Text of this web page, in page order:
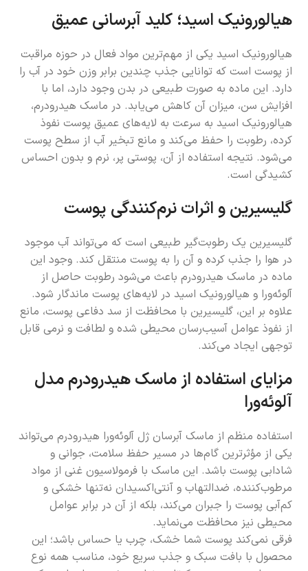
هیالورونیک اسید؛ کلید آبرسانی عمیق
هیالورونیک اسید یکی از مهم‌ترین مواد فعال در حوزه مراقبت
از پوست است که توانایی جذب چندین برابر وزن خود در آب را
دارد. این ماده به صورت طبیعی در بدن وجود دارد، اما با
افزایش سن، میزان آن کاهش می‌یابد. در ماسک هیدرودرم،
هیالورونیک اسید به سرعت به لایه‌های عمیق پوست نفوذ
کرده، رطوبت را حفظ می‌کند و مانع تبخیر آب از سطح پوست
می‌شود. نتیجه استفاده از آن، پوستی پر، نرم و بدون احساس
کشیدگی است.
گلیسیرین و اثرات نرم‌کنندگی پوست
گلیسیرین یک رطوبت‌گیر طبیعی است که می‌تواند آب موجود
در هوا را جذب کرده و آن را به پوست منتقل کند. وجود این
ماده در ماسک هیدرودرم باعث می‌شود رطوبت حاصل از
آلوئه‌ورا و هیالورونیک اسید در لایه‌های پوست ماندگار شود.
علاوه بر این، گلیسیرین با محافظت از سد دفاعی پوست، مانع
از نفوذ عوامل آسیب‌رسان محیطی شده و لطافت و نرمی قابل
توجهی ایجاد می‌کند.
مزایای استفاده از ماسک هیدرودرم مدل
آلوئه‌ورا
استفاده منظم از ماسک آبرسان ژل آلوئه‌ورا هیدرودرم می‌تواند
یکی از مؤثرترین گام‌ها در مسیر حفظ سلامت، جوانی و
شادابی پوست باشد. این ماسک با فرمولاسیون غنی از مواد
مرطوب‌کننده، ضدالتهاب و آنتی‌اکسیدان نه‌تنها خشکی و
کم‌آبی پوست را جبران می‌کند، بلکه از آن در برابر عوامل
محیطی نیز محافظت می‌نماید.
فرقی نمی‌کند پوست شما خشک، چرب یا حساس باشد؛ این
محصول با بافت سبک و جذب سریع خود، مناسب همه نوع